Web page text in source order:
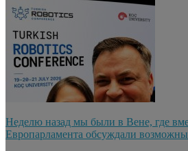
Неделю назад мы были в Вене, где
Европарламента обсуждали